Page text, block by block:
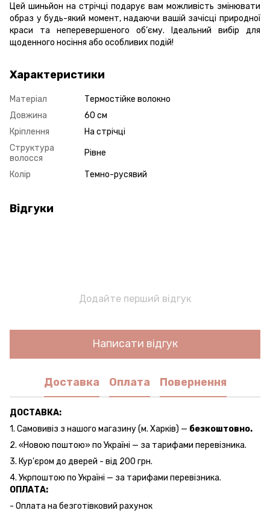
Цей шиньйон на стрічці подарує вам можливість змінювати
образ у будь-який момент, надаючи вашій зачісці природної
краси та неперевершеного об’єму. Ідеальний вибір для
щоденного носіння або особливих подій!
Характеристики
Матеріал
Термостійке волокно
Довжина
60 см
Кріплення
На стрічці
Структура
волосся
Рівне
Колір Темно-русявий
Відгуки
Додайте перший відгук
Написати відгук
Доставка Оплата Повернення
ДОСТАВКА:
1. Самовивіз з нашого магазину (м. Харків) — безкоштовно.
2. «Новою поштою» по Україні — за тарифами перевізника.
3. Кур'єром до дверей - від 200 грн.
4. Укрпоштою по Україні — за тарифами перевізника.
ОПЛАТА:
- Оплата на безготівковий рахунок